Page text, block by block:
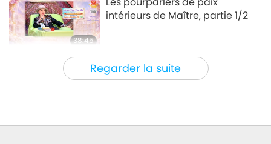
Regarder la suite
38:45
intérieurs de Maître, partie 1/2
Entre Maître et disciples 2026-08-06
25:38